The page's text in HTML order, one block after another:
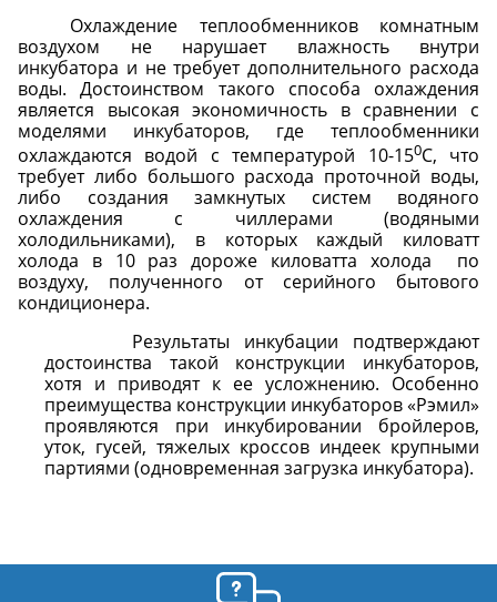
Охлаждение теплообменников комнатным
воздухом не нарушает влажность внутри
инкубатора и не требует дополнительного расхода
воды. Достоинством такого способа охлаждения
является высокая экономичность в сравнении с
моделями инкубаторов, где теплообменники
охлаждаются водой с температурой 10-150С, что
требует либо большого расхода проточной воды,
либо создания замкнутых систем водяного
охлаждения с чиллерами (водяными
холодильниками), в которых каждый киловатт
холода в 10 раз дороже киловатта холода
по
воздуху, полученного от серийного бытового
кондиционера.
Результаты инкубации подтверждают
достоинства такой конструкции инкубаторов,
хотя и приводят к ее усложнению. Особенно
преимущества конструкции инкубаторов «Рэмил»
проявляются при инкубировании бройлеров,
уток, гусей, тяжелых кроссов индеек крупными
партиями (одновременная загрузка инкубатора).